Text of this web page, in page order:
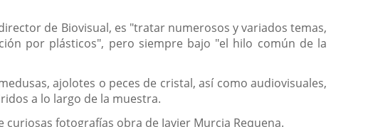
de Biovisual, es "tratar numerosos y variados temas,
por plásticos", pero siempre bajo "el hilo común de la
ajolotes o peces de cristal, así como audiovisuales,
a lo largo de la muestra.
fotografías obra de Javier Murcia Requena.